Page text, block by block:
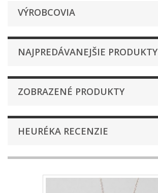
VÝROBCOVIA
NAJPREDÁVANEJŠIE PRODUKTY
ZOBRAZENÉ PRODUKTY
HEURÉKA RECENZIE